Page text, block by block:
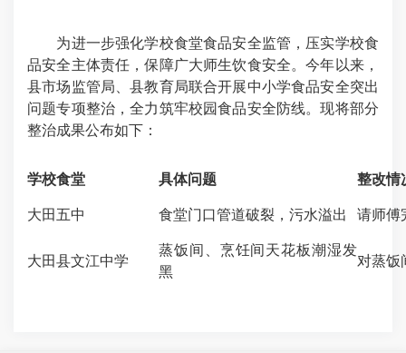
为进一步强化学校食堂食品安全监管，压实学校食
品安全主体责任，保障广大师生饮食安全。今年以来，
县市场监管局、县教育局联合开展中小学食品安全突出
问题专项整治，全力筑牢校园食品安全防线。现将部分
整治成果公布如下：
学校食堂 具体问题 整改情
大田五中 食堂门口管道破裂，污水溢出 请师傅
大田县文江中学
蒸饭间、烹饪间天花板潮湿发
黑
对蒸饭